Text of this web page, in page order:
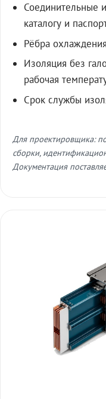
Соединительные
каталогу и
Рёбра
Изоляция без
рабочая
Срок службы
Для проектировщика:
сборки,
Документация